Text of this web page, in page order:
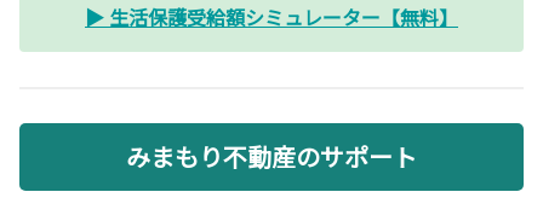
▶ 生活保護受給額シミュレーター【無料】
みまもり不動産のサポート